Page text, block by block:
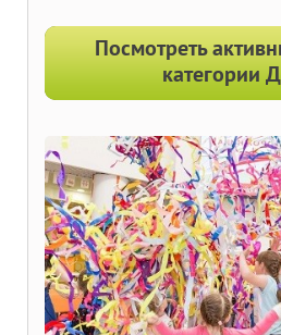
Посмотреть
категории